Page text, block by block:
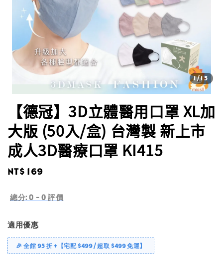
1/15
【德冠】3D立體醫用口罩 XL加
大版 (50入/盒) 台灣製 新上市
成人3D醫療口罩 KI415
Regular
NT$ 169
總分:0 - 0 評價
適用優惠
🎉 全館 95 折 +【宅配 $499 / 超取 $499 免運】